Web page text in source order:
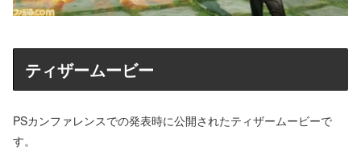
ティザームービー
PSカンファレンスでの発表時に公開されたティザームービーで
す。